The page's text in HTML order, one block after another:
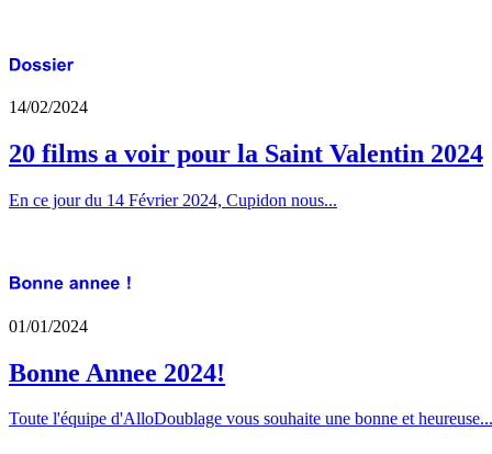
14/02/2024
20 films a voir pour la Saint Valentin 2024
En ce jour du 14 Février 2024, Cupidon nous...
01/01/2024
Bonne Annee 2024!
Toute l'équipe d'AlloDoublage vous souhaite une bonne et heureuse...